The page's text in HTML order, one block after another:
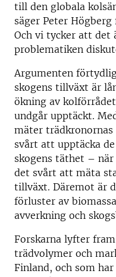
till den globala
säger Peter
Och vi tycker att
problematiken
Argumenten
skogens tillväxt är
ökning av
undgår upptäckt.
mäter
svårt att upptäcka
skogens täthet –
det svårt att mäta
tillväxt. Däremot är
förluster av
avverkning och
Forskarna lyfter
trädvolymer och
Finland, och som